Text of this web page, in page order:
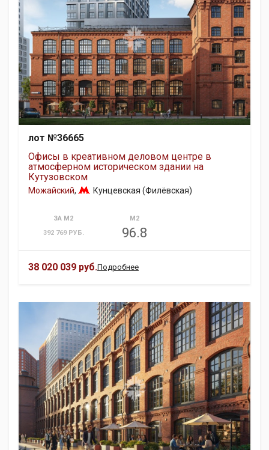
лот №36665
Офисы в креативном деловом центре в
атмосферном историческом здании на
Кутузовском
Можайский, Кунцевская (Филёвская)
ЗА М2
392 769 РУБ.
М2
96.8
38 020 039 руб.Подробнее